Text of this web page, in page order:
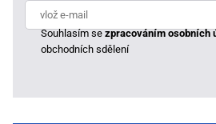
Souhlasím sezpracováním osobních
obchodních sdělení